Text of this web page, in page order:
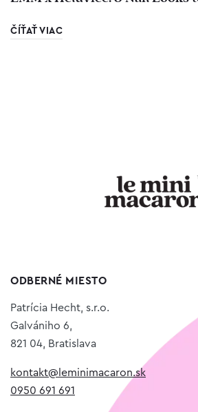
ČÍŤAŤ VIAC
ODBERNÉ MIESTO
Patrícia Hecht, s.r.o.
Galvániho 6,
821 04, Bratislava
kontakt@leminimacaron.sk
0950 691 691